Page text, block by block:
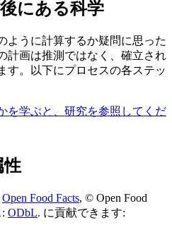
にある科学
ように計算するか疑問に思った
計画は推測ではなく、確立され
す。以下にプロセスの各ステッ
を学ぶと、研究を参照してくだ
性
Open Food Facts, © Open Food
ODbL. に貢献できます: